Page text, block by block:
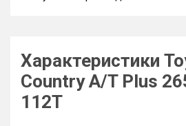
Характеристики
Country A/T Plus
112T